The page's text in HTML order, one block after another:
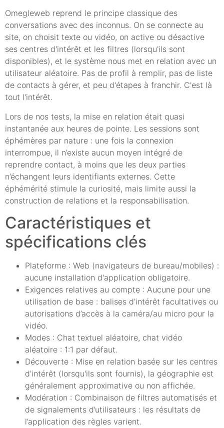
Omegleweb reprend le principe classique des
conversations avec des inconnus. On se connecte au
site, on choisit texte ou vidéo, on active ou désactive
ses centres d'intérêt et les filtres (lorsqu'ils sont
disponibles), et le système nous met en relation avec un
utilisateur aléatoire. Pas de profil à remplir, pas de liste
de contacts à gérer, et peu d'étapes à franchir. C'est là
tout l'intérêt.
Lors de nos tests, la mise en relation était quasi
instantanée aux heures de pointe. Les sessions sont
éphémères par nature : une fois la connexion
interrompue, il n’existe aucun moyen intégré de
reprendre contact, à moins que les deux parties
n’échangent leurs identifiants externes. Cette
éphémérité stimule la curiosité, mais limite aussi la
construction de relations et la responsabilisation.
Caractéristiques et
spécifications clés
Plateforme : Web (navigateurs de bureau/mobiles) :
aucune installation d'application obligatoire.
Exigences relatives au compte : Aucune pour une
utilisation de base : balises d’intérêt facultatives ou
autorisations d’accès à la caméra/au micro pour la
vidéo.
Modes : Chat textuel aléatoire, chat vidéo
aléatoire : 1:1 par défaut.
Découverte : Mise en relation basée sur les centres
d'intérêt (lorsqu'ils sont fournis), la géographie est
généralement approximative ou non affichée.
Modération : Combinaison de filtres automatisés et
de signalements d’utilisateurs : les résultats de
l’application des règles varient.